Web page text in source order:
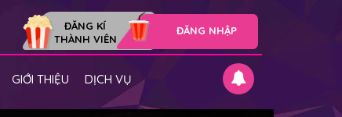
ĐĂNG NHẬP
ĐĂNG KÍ
THÀNH VIÊN
GIỚI THIỆU DỊCH VỤ